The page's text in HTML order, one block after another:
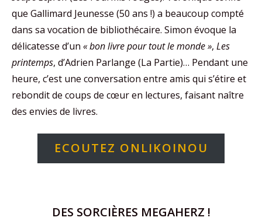
que Gallimard Jeunesse (50 ans !) a beaucoup compté
dans sa vocation de bibliothécaire. Simon évoque la
délicatesse d’un « bon livre pour tout le monde », Les
printemps, d’Adrien Parlange (La Partie)… Pendant une
heure, c’est une conversation entre amis qui s’étire et
rebondit de coups de cœur en lectures, faisant naître
des envies de livres.
ECOUTEZ ONLIKOINOU
DES SORCIÈRES MEGAHERZ !